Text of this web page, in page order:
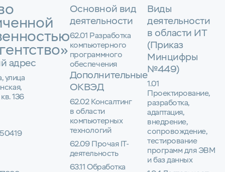
адрес
улица
136
Основной вид
деятельности
62.01 Разработка
компьютерного
программного
обеспечения
Дополнительные
ОКВЭД
62.02 Консалтинг
в области
компьютерных
технологий
62.09 Прочая IT-
деятельность
63.11 Обработка
Виды
деятельности
в области ИТ
(Приказ
Минцифры
№449)
1.01
Проектирование,
разработка,
адаптация,
внедрение,
сопровождение,
тестирование
программ для ЭВМ
и баз данных